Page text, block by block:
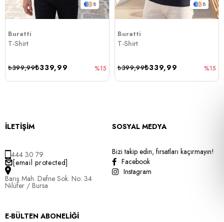
8
Buratti
T-Shirt
₺339,99
₺399,99 %15
8
Buratti
T-Shirt
₺339,99
₺399,99 %15
İLETİŞİM
444 30 79
[email protected]
Barış Mah. Defne Sok. No: 34
Nilüfer / Bursa
SOSYAL MEDYA
Bizi takip edin, fırsatları kaçırmayın!
Facebook
Instagram
E-BÜLTEN ABONELİĞİ